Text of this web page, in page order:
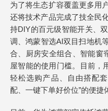
为了将生态扩容覆盖更多用
还将技术产品完成了技全民
持DIY的百元级智能开关、
调、鸿蒙智选AI双目扫地机
合、厨房安全组合、智能窗
屋智能的使用门槛。目前，
轻松选购产品、自由搭配
配、一键下单好价位”的便捷